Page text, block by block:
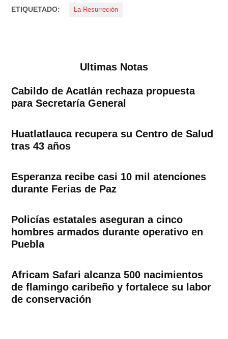
ETIQUETADO: La Resurreción
Ultimas Notas
Cabildo de Acatlán rechaza propuesta
para Secretaría General
Huatlatlauca recupera su Centro de Salud
tras 43 años
Esperanza recibe casi 10 mil atenciones
durante Ferias de Paz
Policías estatales aseguran a cinco
hombres armados durante operativo en
Puebla
Africam Safari alcanza 500 nacimientos
de flamingo caribeño y fortalece su labor
de conservación